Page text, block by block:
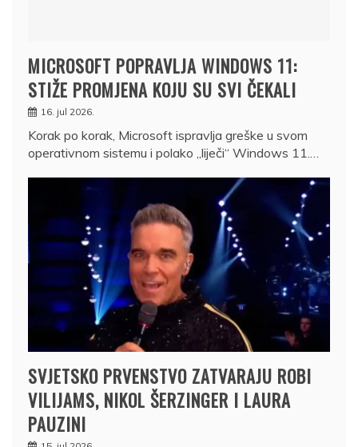
MICROSOFT POPRAVLJA WINDOWS 11:
STIŽE PROMJENA KOJU SU SVI ČEKALI
16. jul 2026.
Korak po korak, Microsoft ispravlja greške u svom
operativnom sistemu i polako „liječi“ Windows 11.…
SVJETSKO PRVENSTVO ZATVARAJU ROBI
VILIJAMS, NIKOL ŠERZINGER I LAURA
PAUZINI